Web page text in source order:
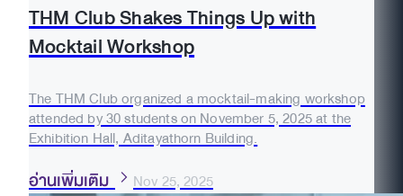
THM Club Shakes Things Up with
Mocktail Workshop
The THM Club organized a mocktail-making workshop
attended by 30 students on November 5, 2025 at the
Exhibition Hall, Aditayathorn Building.
อ่านเพิ่มเติม Nov 25, 2025